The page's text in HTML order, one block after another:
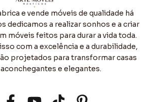
e vende móveis de qualidade há
dedicamos a realizar sonhos e a criar
móveis feitos para durar a vida toda.
com a excelência e a durabilidade,
projetados para transformar casas
e elegantes.